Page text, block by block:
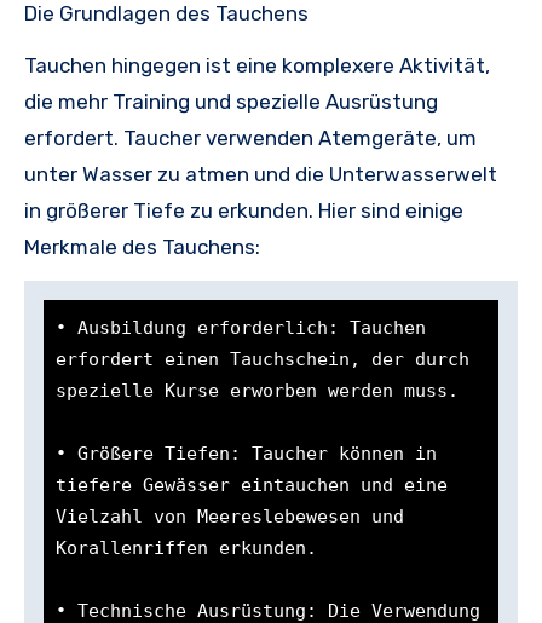
Die Grundlagen des Tauchens
Tauchen hingegen ist eine komplexere Aktivität,
die mehr Training und spezielle Ausrüstung
erfordert. Taucher verwenden Atemgeräte, um
unter Wasser zu atmen und die Unterwasserwelt
in größerer Tiefe zu erkunden. Hier sind einige
Merkmale des Tauchens:
• Ausbildung erforderlich: Tauchen
erfordert einen Tauchschein, der durch
spezielle Kurse erworben werden muss.
• Größere Tiefen: Taucher können in
tiefere Gewässer eintauchen und eine
Vielzahl von Meereslebewesen und
Korallenriffen erkunden.
• Technische Ausrüstung: Die Verwendung